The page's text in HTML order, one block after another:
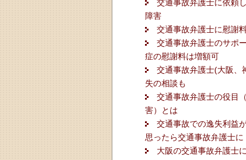
交通事故弁護士に依頼
障害
交通事故弁護士に慰謝
交通事故弁護士のサポ
症の慰謝料は増額可
交通事故弁護士(大阪、
失の相談も
交通事故弁護士の役目
害）とは
交通事故での逸失利益
思ったら交通事故弁護士に
大阪の交通事故弁護士